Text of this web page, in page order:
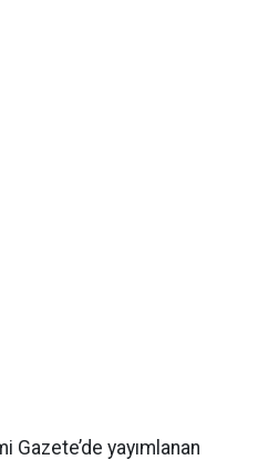
yayımlanan